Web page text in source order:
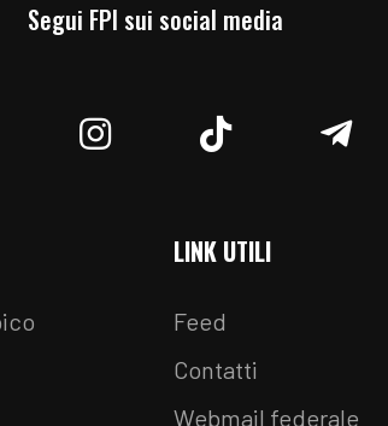
Segui FPI sui social media
LINK UTILI
Feed
Contatti
Webmail federale